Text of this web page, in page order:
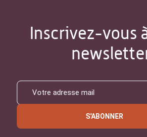
Inscrivez-vous
S'ABONNER